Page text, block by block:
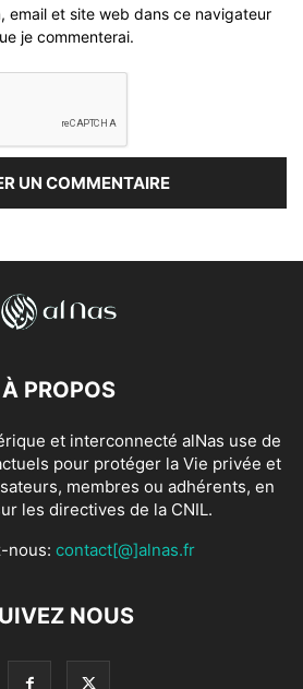
email et site web dans ce navigateur
je commenterai.
À PROPOS
et interconnecté alNas use de
pour protéger la Vie privée et
membres ou adhérents, en
les directives de la CNIL.
nous: contact[@]alnas.fr
NOUS